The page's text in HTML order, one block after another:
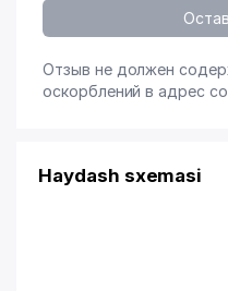
Отзыв не должен
оскорблений в адрес
Haydash sxemasi